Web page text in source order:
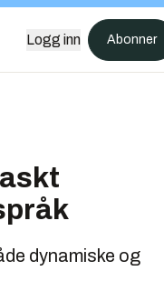
Logg inn Abonner
dynamiske og